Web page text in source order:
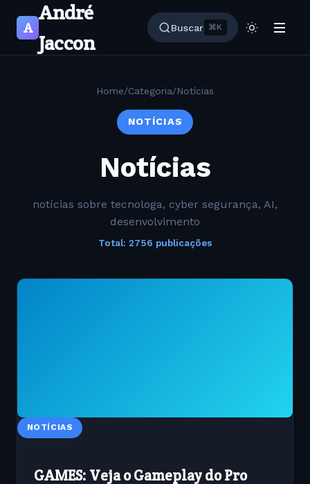
A
André
Jaccon
Buscar ⌘K
Home/Categoria/Notícias
NOTÍCIAS
Notícias
notícias sobre tecnologa, cyber segurança, AI,
desenvolvimento
Total: 2756 publicações
NOTÍCIAS
GAMES: Veja o Gameplay do Pro